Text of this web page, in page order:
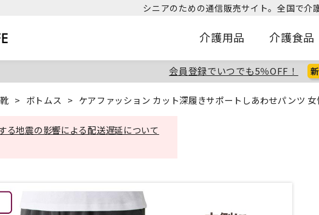
シニアのための通信販売サイト。全国で介
介護用品 介護食品
会員登録でいつでも5％OFF！
> ボトムス > ケアファッション カット深履きサポートしあわせパンツ
る地震の影響による配送遅延について